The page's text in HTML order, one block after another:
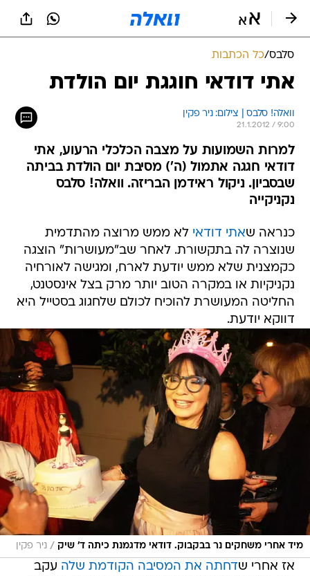
סלבס/כל הכתבות
אתי דודאי חוגגת יום הולדת
וואלה! סלבס | צילום: ניר פקין
21.1.2012 / 9:00
למרות השמועות על מצבה הכלכלי הרעוע, אתי
דודאי חגגה אתמול (ה') מסיבת יום הולדת בביתה
שבסביון. ניקול ראידמן הבריזה. וואלה! סלבס
נקניקייה
כנראה שאתי דודאי לא ממש מרוצה מהתדמית
שנוצרה לה בתקשורת. לאחר שב"מעושרות" הוצגה
כקמצנית שלא ממש יודעת לארח, ומגישה לאורחיה
נקניקיות או במקרה הטוב יותר מרק בצל אינסטנט,
החליטה המעושרת להוכיח לכולם שלחגוג בסטייל היא
דווקא יודעת.
מיד אחרי משחקים נר בבקבוק. דודאי מדגמנת כיתה ד' שיק / ניר פקין
אז אחרי שדחתה את המסיבה הקודמת שלה עקב